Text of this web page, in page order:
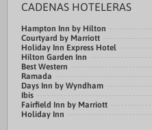
CADENAS HOTELERAS
Hampton Inn by Hilton
Courtyard by Marriott
Holiday Inn Express Hotel
Hilton Garden Inn
Best Western
Ramada
Days Inn by Wyndham
Ibis
Fairfield Inn by Marriott
Holiday Inn